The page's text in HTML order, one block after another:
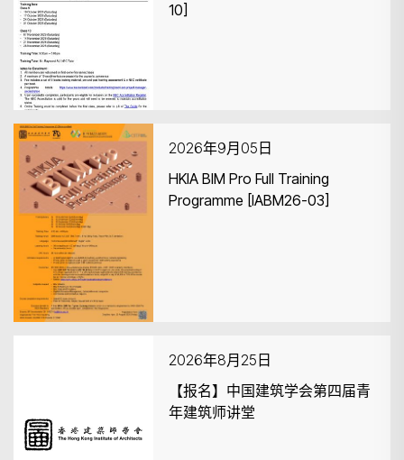
10]
2026年9月05日
HKIA BIM Pro Full Training
Programme [IABM26-03]
2026年8月25日
【报名】中国建筑学会第四届青
年建筑师讲堂